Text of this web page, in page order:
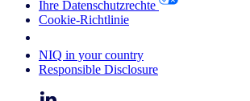
Ihre Datenschutzrechte
Cookie-Richtlinie
NIQ in your country
Responsible Disclosure